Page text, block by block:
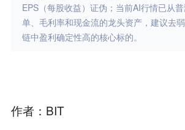
EPS（每股收益）证伪；当前AI行情已从
单、毛利率和现金流的龙头资产，建议去
链中盈利确定性高的核心标的。
作者：BIT